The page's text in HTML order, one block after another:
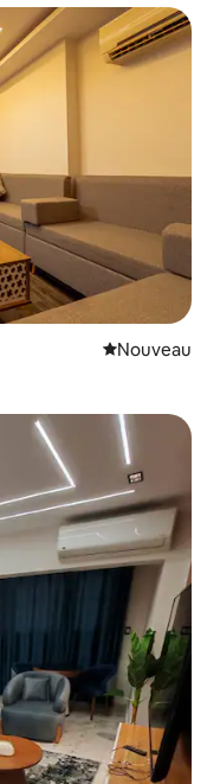
Nouvel
Nouveau